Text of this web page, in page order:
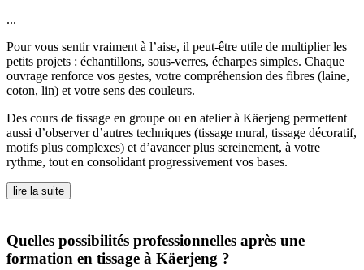
...
Pour vous sentir vraiment à l’aise, il peut-être utile de multiplier les
petits projets : échantillons, sous-verres, écharpes simples. Chaque
ouvrage renforce vos gestes, votre compréhension des fibres (laine,
coton, lin) et votre sens des couleurs.
Des cours de tissage en groupe ou en atelier à Käerjeng permettent
aussi d’observer d’autres techniques (tissage mural, tissage décoratif,
motifs plus complexes) et d’avancer plus sereinement, à votre
rythme, tout en consolidant progressivement vos bases.
lire la suite
Quelles possibilités professionnelles après une
formation en tissage à Käerjeng ?